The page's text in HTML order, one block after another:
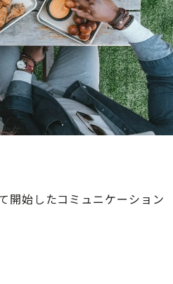
開始したコミュニケーション